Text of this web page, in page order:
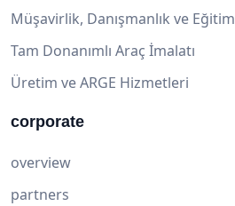
Müşavirlik, Danışmanlık ve Eğitim
Tam Donanımlı Araç İmalatı
Üretim ve ARGE Hizmetleri
corporate
overview
partners